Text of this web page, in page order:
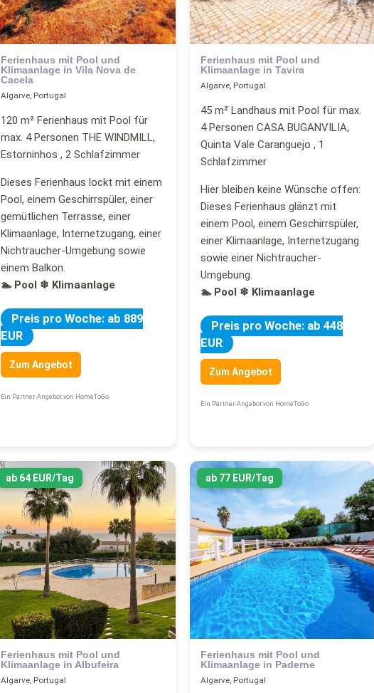
Ferienhaus mit Pool und
Klimaanlage in Vila Nova de
Cacela
Algarve, Portugal
120 m² Ferienhaus mit Pool für
max. 4 Personen THE WINDMILL,
Estorninhos , 2 Schlafzimmer
Dieses Ferienhaus lockt mit einem
Pool, einem Geschirrspüler, einer
gemütlichen Terrasse, einer
Klimaanlage, Internetzugang, einer
Nichtraucher-Umgebung sowie
einem Balkon.
🏊 Pool ❄ Klimaanlage
Preis pro Woche: ab 889
EUR
Zum Angebot
Ein Partner-Angebot von HomeToGo
Ferienhaus mit Pool und
Klimaanlage in Tavira
Algarve, Portugal
45 m² Landhaus mit Pool für max.
4 Personen CASA BUGANVILIA,
Quinta Vale Caranguejo , 1
Schlafzimmer
Hier bleiben keine Wünsche offen:
Dieses Ferienhaus glänzt mit
einem Pool, einem Geschirrspüler,
einer Klimaanlage, Internetzugang
sowie einer Nichtraucher-
Umgebung.
🏊 Pool ❄ Klimaanlage
Preis pro Woche: ab 448
EUR
Zum Angebot
Ein Partner-Angebot von HomeToGo
ab 64 EUR/Tag
Ferienhaus mit Pool und
Klimaanlage in Albufeira
Algarve, Portugal
ab 77 EUR/Tag
Ferienhaus mit Pool und
Klimaanlage in Paderne
Algarve, Portugal